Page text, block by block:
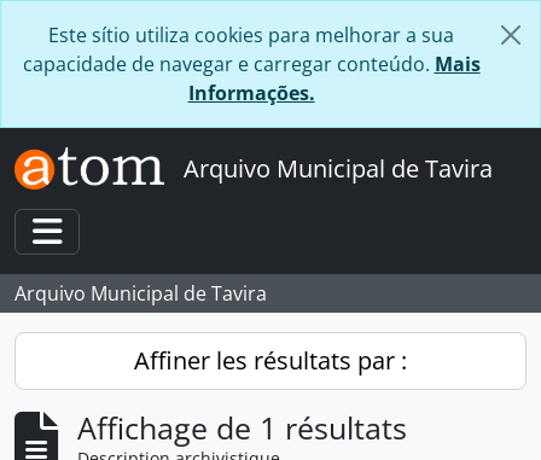
Este sítio utiliza cookies para melhorar a sua
capacidade de navegar e carregar conteúdo. Mais
Informações.
Arquivo Municipal de Tavira
Toggle navigation
Arquivo Municipal de Tavira
Affiner les résultats par :
Affichage de 1 résultats